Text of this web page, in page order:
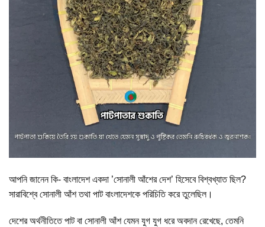
আপনি জানেন কি- বাংলাদেশ একদা ’সোনালী আঁশের দেশ’ হিসেবে বিশ্বখ্যাত ছিল?
সারাবিশ্বে সোনালী আঁশ তথা পাট বাংলাদেশকে পরিচিতি করে তুলেছিল।
দেশের অর্থনীতিতে পাট বা সোনালী আঁশ যেমন যুগ যুগ ধরে অবদান রেখেছে, তেমনি